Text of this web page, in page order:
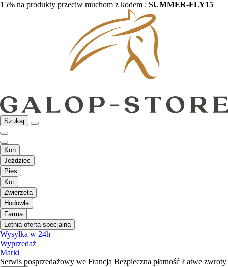
15% na produkty przeciw muchom z kodem : SUMMER-FLY15
Szukaj
Koń
Jeździec
Pies
Kot
Zwierzęta
Hodowla
Farma
Letnia oferta specjalna
Wysyłka w 24h
Wyprzedaż
Marki
Serwis posprzedażowy we Francja Bezpieczna płatność Łatwe zwroty